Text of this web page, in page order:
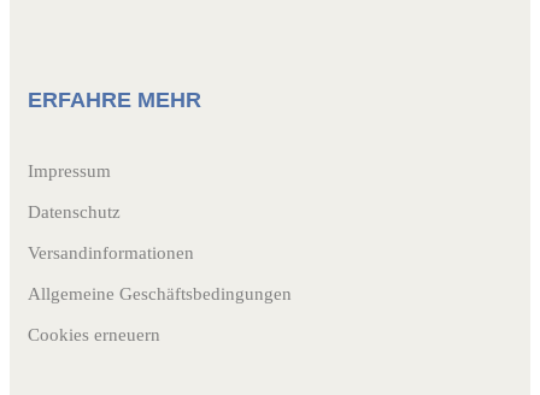
ERFAHRE MEHR
Impressum
Datenschutz
Versandinformationen
Allgemeine Geschäftsbedingungen
Cookies erneuern